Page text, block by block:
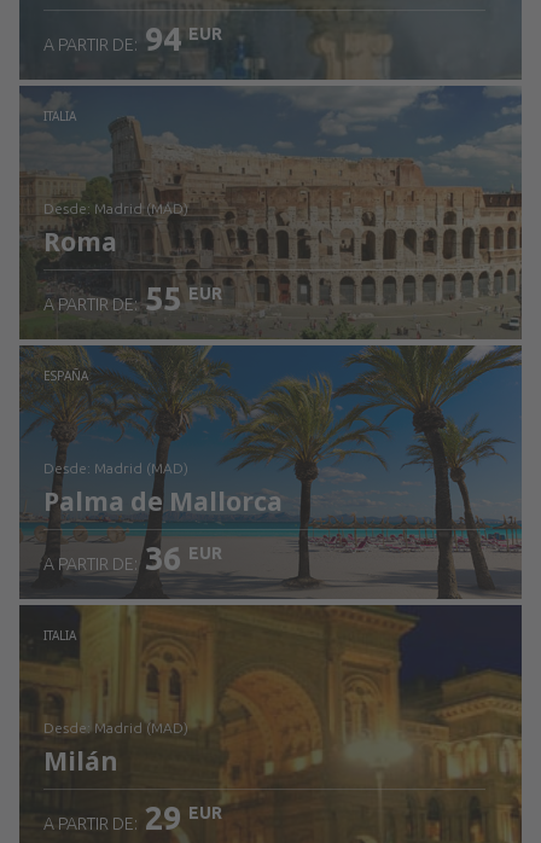
Revisa los detalles
A PARTIR DE: 94 EUR
ITALIA
desde: Madrid (MAD)
Roma
Revisa los detalles
A PARTIR DE: 55 EUR
ESPAÑA
desde: Madrid (MAD)
Palma de Mallorca
Revisa los detalles
A PARTIR DE: 36 EUR
ITALIA
desde: Madrid (MAD)
Milán
A PARTIR DE: 29 EUR